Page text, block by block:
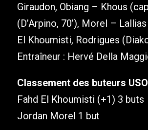
Giraudon, Obiang – Khous
(D’Arpino, 70’), Morel –
El Khoumisti, Rodrigues
Entraîneur : Hervé Della
Classement des buteurs USO
Fahd El Khoumisti (+1) 3 buts
Jordan Morel 1 but